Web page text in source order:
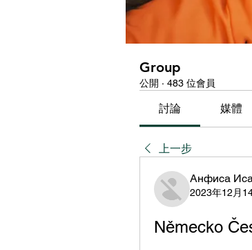
Group
公開 · 483 位會員
討論 媒體
上一步
Анфиса
2023年12月
Německo